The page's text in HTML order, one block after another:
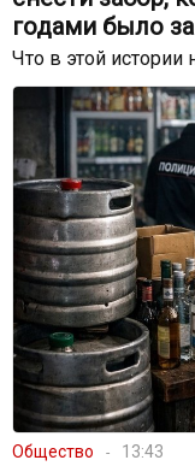
годами было
Что в этой истории
Общество 13:43